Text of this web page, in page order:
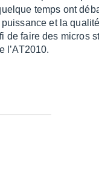
temps ont
et la
de faire des micros
l’AT2010.